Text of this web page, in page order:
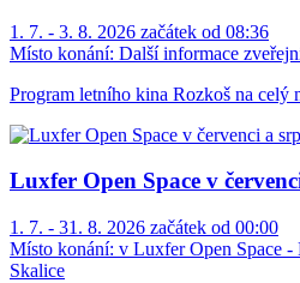
1. 7. - 3. 8. 2026 začátek od 08:36
Místo konání: Další informace
Program letního kina Rozkoš na celý
Luxfer Open Space v
1. 7. - 31. 8. 2026 začátek od 00:00
Místo konání: v Luxfer Open Space -
Skalice